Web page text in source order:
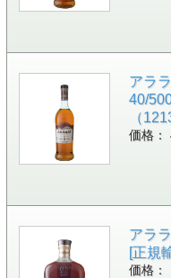
アラ
40/
（
価格：
アラ
[正規
価格：